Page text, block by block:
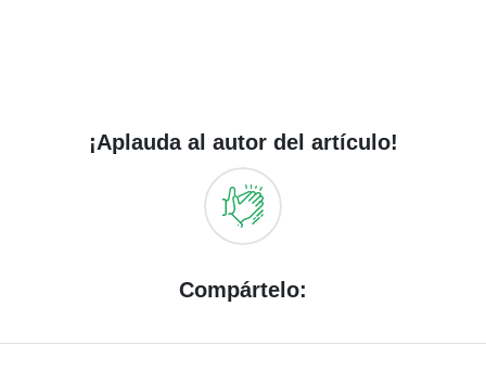
¡Aplauda al autor del artículo!
Compártelo: